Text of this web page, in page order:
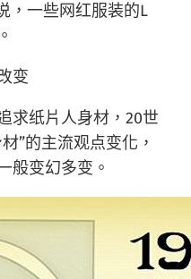
，一些网红服装的L
变
求纸片人身材，20世
”的主流观点变化，
般变幻多变。